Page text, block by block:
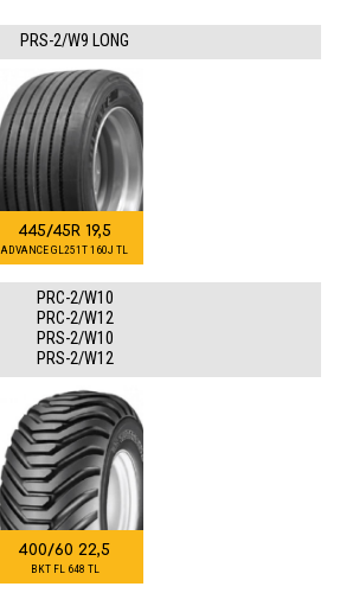
PRS-2/W9 LONG
445/45R 19,5
ADVANCE GL251T 160J TL
PRC-2/W10
PRC-2/W12
PRS-2/W10
PRS-2/W12
400/60 22,5
BKT FL 648 TL